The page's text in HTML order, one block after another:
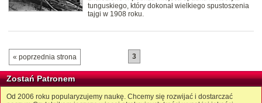
tunguskiego, który dokonał wielkiego spustoszenia
tajgi w 1908 roku.
« poprzednia strona 3
Zostań Patronem
Od 2006 roku popularyzujemy naukę. Chcemy się rozwijać i dostarczać